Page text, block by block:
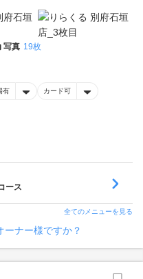
写真 19枚
有 カード可
ース
全てのメニューを見る
ーナー様ですか？